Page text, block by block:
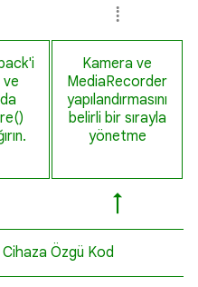
⁞
ve
Kamera ve
MediaRecorder
yapılandırmasını
belirli bir sırayla
yönetme
↑
Cihaza Özgü Kod